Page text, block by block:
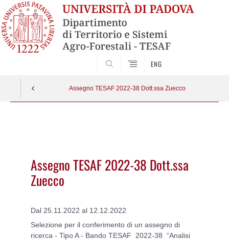
ENG
Assegno TESAF 2022-38 Dott.ssa Zuecco
Assegno TESAF 2022-38 Dott.ssa
Zuecco
Dal 25.11.2022 al 12.12.2022
Selezione per il conferimento di un assegno di
ricerca - Tipo A - Bando TESAF 2022-38 “Analisi